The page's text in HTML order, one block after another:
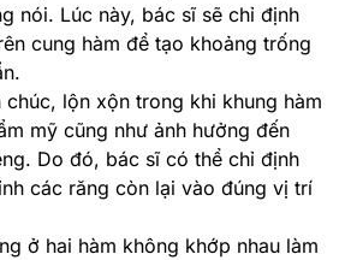
nói. Lúc này, bác sĩ sẽ chỉ định
cung hàm để tạo khoảng trống
chúc, lộn xộn trong khi khung hàm
mỹ cũng như ảnh hưởng đến
Do đó, bác sĩ có thể chỉ định
các răng còn lại vào đúng vị trí
ở hai hàm không khớp nhau làm